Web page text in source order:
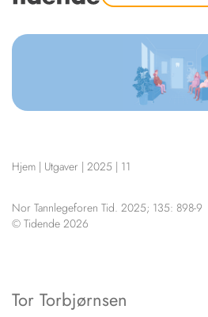
Årsindekser
HENVISNINGER
STILLINGER
KJØP & SALG
OM
Hjem | Utgaver | 2025 | 11
Nor Tannlegeforen Tid. 2025; 135: 898-9
© Tidende 2026
Tor Torbjørnsen